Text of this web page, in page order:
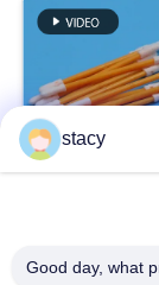
stacy
Good day, what